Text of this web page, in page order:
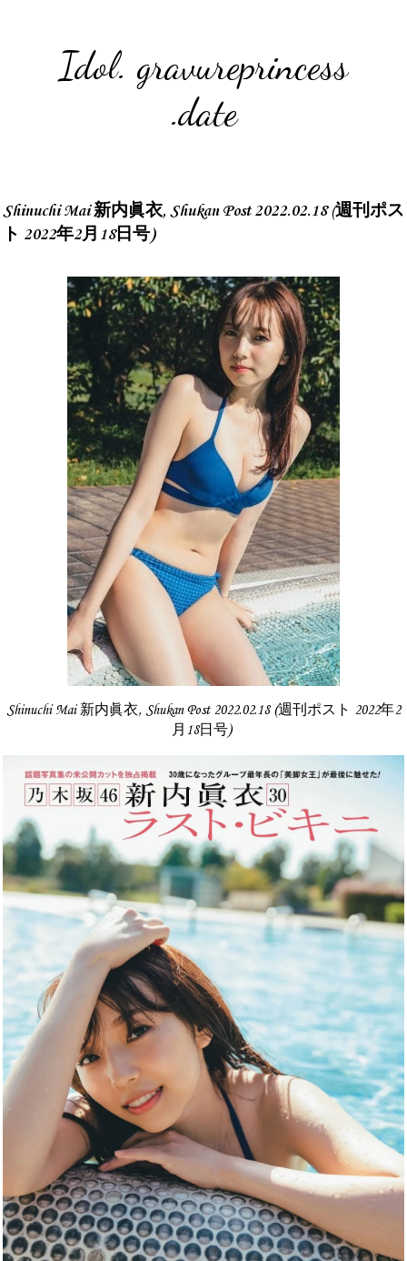
Idol. gravureprincess
.date
Shinuchi Mai 新内眞衣, Shukan Post 2022.02.18 (週刊ポス
ト 2022年2月18日号)
Shinuchi Mai 新内眞衣, Shukan Post 2022.02.18 (週刊ポスト 2022年2
月18日号)